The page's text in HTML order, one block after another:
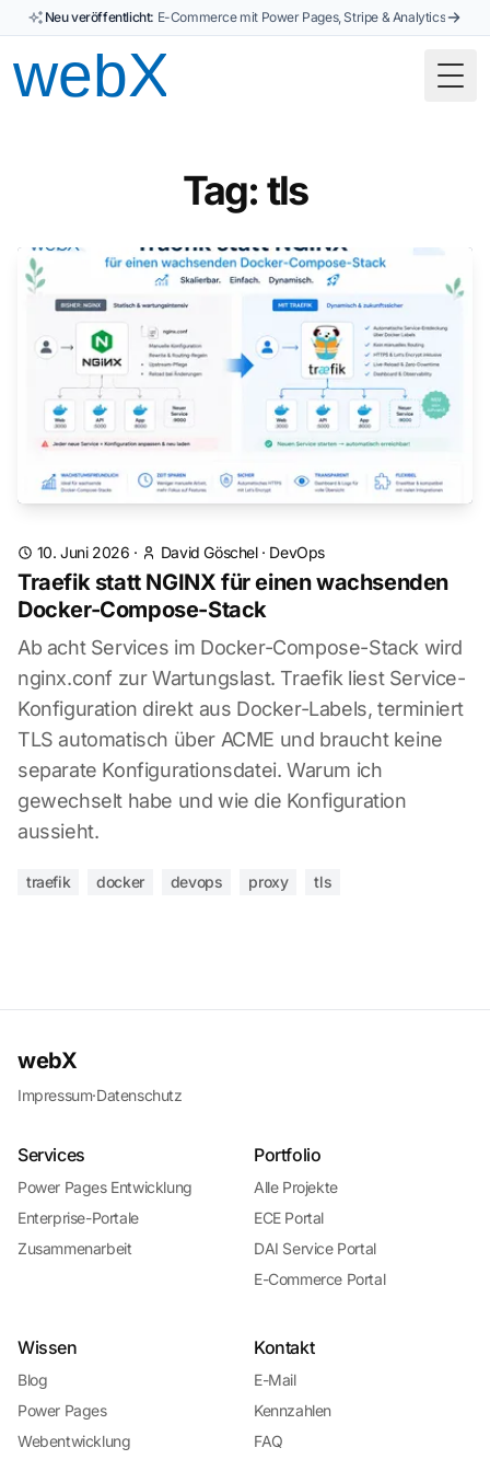
Neu veröffentlicht: E-Commerce mit Power Pages, Stripe & Analytics
Tag: tls
10. Juni 2026 · David Göschel· DevOps
Traefik statt NGINX für einen wachsenden
Docker-Compose-Stack
Ab acht Services im Docker-Compose-Stack wird
nginx.conf zur Wartungslast. Traefik liest Service-
Konfiguration direkt aus Docker-Labels, terminiert
TLS automatisch über ACME und braucht keine
separate Konfigurationsdatei. Warum ich
gewechselt habe und wie die Konfiguration
aussieht.
traefik docker devops proxy tls
webX
Impressum·Datenschutz
Services
Power Pages Entwicklung
Enterprise-Portale
Zusammenarbeit
Portfolio
Alle Projekte
ECE Portal
DAI Service Portal
E-Commerce Portal
Wissen
Blog
Power Pages
Webentwicklung
Kontakt
E-Mail
Kennzahlen
FAQ